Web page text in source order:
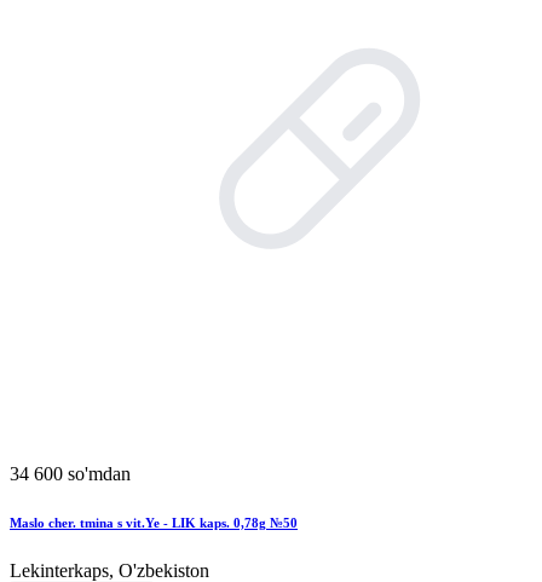
34 600 so'mdan
Maslo cher. tmina s vit.Ye - LIK kaps. 0,78g №50
Lekinterkaps, O'zbekiston